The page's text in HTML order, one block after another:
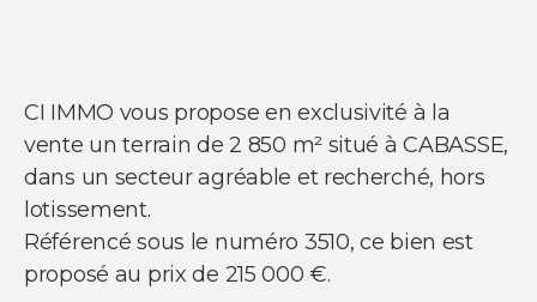
CI IMMO vous propose en exclusivité à la
vente un terrain de 2 850 m² situé à CABASSE,
dans un secteur agréable et recherché, hors
lotissement.
Référencé sous le numéro 3510, ce bien est
proposé au prix de 215 000 €.
Acheter un commerce
Acheter des bureaux
Estimer votre bien
Vendre votre bien
Louer un appartement
Louer une maison
Louer un parking
Louer un commerce
Louer des bureaux